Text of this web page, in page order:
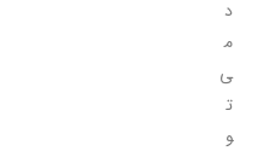
د
م
ی‌
ت
و